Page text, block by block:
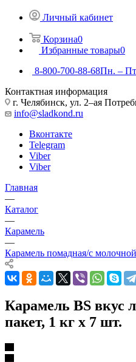
Личный кабинет
Корзина0
Избранные товары0
8-800-700-88-68Пн. –
Контактная информация
г. Челябинск, ул. 2–ая
info@sladkond.ru
Вконтакте
Telegram
Viber
Viber
Главная
—
Каталог
—
Карамель
—
Карамель помадная/с
Карамель BS вкус
пакет, 1 кг х 7 шт.